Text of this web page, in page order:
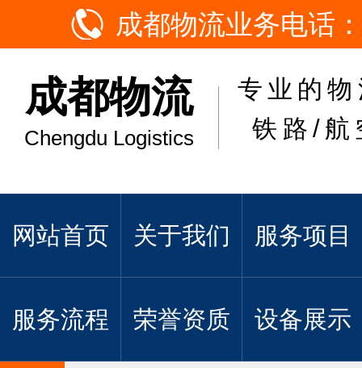
成都物流业务电话
成都物流
Chengdu Logistics
专业的
铁路/航
网站首页 关于我们 服务项目
服务流程 荣誉资质 设备展示